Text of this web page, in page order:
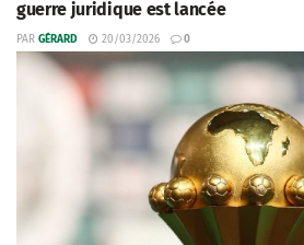
guerre juridique est lancée
PAR GÉRARD 20/03/2026 0